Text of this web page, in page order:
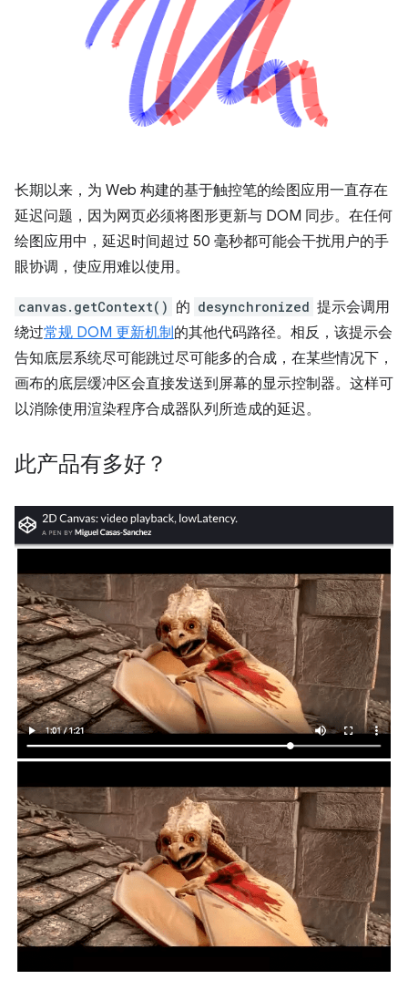
长期以来，为 Web 构建的基于触控笔的绘图应用一直存在
延迟问题，因为网页必须将图形更新与 DOM 同步。在任何
绘图应用中，延迟时间超过 50 毫秒都可能会干扰用户的手
眼协调，使应用难以使用。
canvas.getContext() 的 desynchronized 提示会调用
绕过常规 DOM 更新机制的其他代码路径。相反，该提示会
告知底层系统尽可能跳过尽可能多的合成，在某些情况下，
画布的底层缓冲区会直接发送到屏幕的显示控制器。这样可
以消除使用渲染程序合成器队列所造成的延迟。
此产品有多好？